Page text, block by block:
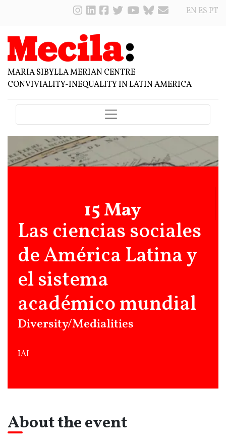
EN ES PT
MARIA SIBYLLA MERIAN CENTRE
CONVIVIALITY-INEQUALITY IN LATIN AMERICA
15 May
Las ciencias sociales
de América Latina y
el sistema
académico mundial
Diversity/Medialities
IAI
About the event